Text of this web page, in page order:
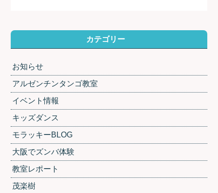
カテゴリー
お知らせ
アルゼンチンタンゴ教室
イベント情報
キッズダンス
モラッキーBLOG
大阪でズンバ体験
教室レポート
茂楽樹